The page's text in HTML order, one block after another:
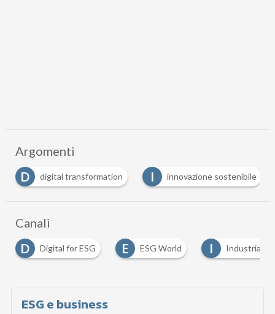
Argomenti
D
digital transformation I innovazione sostenibile
Canali
D
Digital for ESG E ESG World I Industria 5.0
ESG e business